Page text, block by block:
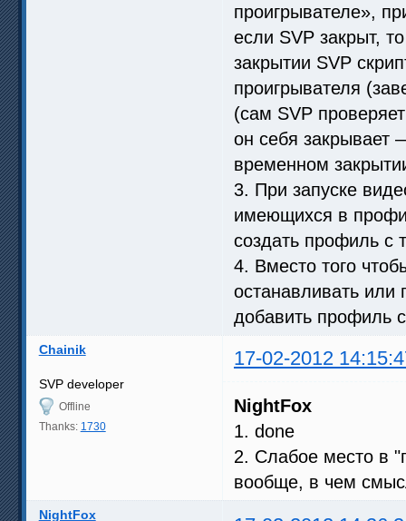
проигрывателе»,
если SVP закрыт,
закрытии SVP
проигрывателя
(сам SVP
он себя закрывает
временном
3. При запуске
имеющихся в
создать профиль с
4. Вместо того
останавливать или
добавить профиль
Chainik 17-02-2012
SVP developer
Offline
Thanks: 1730
NightFox
1. done
2. Слабое место в
вообще, в чем
NightFox